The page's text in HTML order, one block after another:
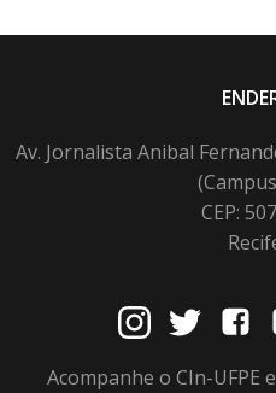
Av. Jornalista Anibal
CEP:
Acompanhe o CIn-UFPE